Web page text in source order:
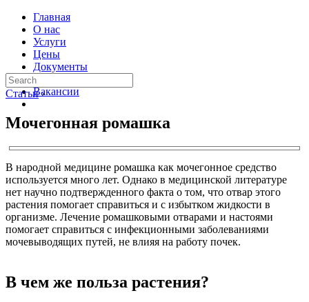
Главная
О нас
Услуги
Цены
Документы
Контакты
Вакансии
Статьи ›
Мочегонная ромашка
В народной медицине ромашка как мочегонное средство
используется много лет. Однако в медицинской литературе
нет научно подтвержденного факта о том, что отвар этого
растения помогает справиться и с избытком жидкости в
организме. Лечение ромашковыми отварами и настоями
помогает справиться с инфекционными заболеваниями
мочевыводящих путей, не влияя на работу почек.
В чем же польза растения?